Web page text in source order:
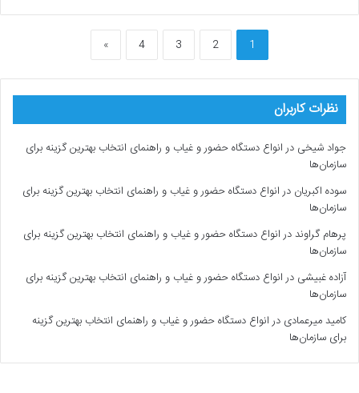
1
2
3
4
»
نظرات کاربران
جواد شیخی درانواع دستگاه حضور و غیاب و راهنمای انتخاب بهترین گزینه برای
سازمان‌ها
سوده اکبریان درانواع دستگاه حضور و غیاب و راهنمای انتخاب بهترین گزینه برای
سازمان‌ها
پرهام گراونددرانواع دستگاه حضور و غیاب و راهنمای انتخاب بهترین گزینه برای
سازمان‌ها
آزاده غبیشی درانواع دستگاه حضور و غیاب و راهنمای انتخاب بهترین گزینه برای
سازمان‌ها
کامید میرعمادی درانواع دستگاه حضور و غیاب و راهنمای انتخاب بهترین گزینه
برای سازمان‌ها